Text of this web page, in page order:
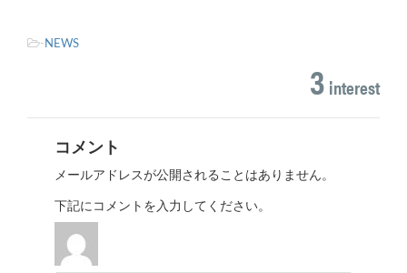
- NEWS
3 interest
コメント
メールアドレスが公開されることはありません。
下記にコメントを入力してください。